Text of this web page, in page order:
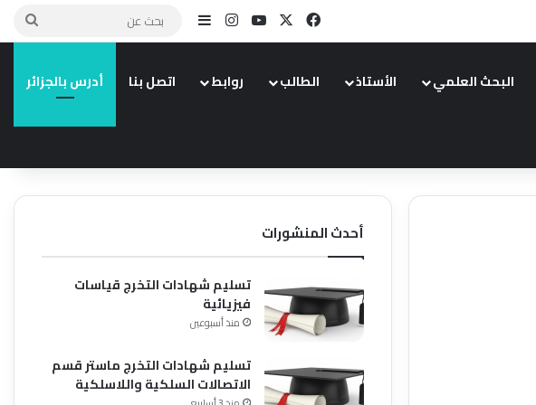
فيسبوك يوتيوبانستقرامإضافة عمود جانبي
بحث
البحث العلمي الأستاذ الطالب روابط اتصل بنا أدرس بالجزائر
أحدث المنشورات
تسليم شهادات التخرج قياسات
فيزيائية
منذ أسبوعين
تسليم شهادات التخرج ماستر قسم
الاتصالات السلكية واللاسلكية